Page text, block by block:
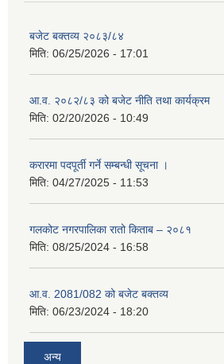
बजेट बक्तव्य २०८३/८४
मिति: 06/25/2026 - 17:01
आ.व. २०८२/८३ को बजेट नीति तथा कार्यक्रम
मिति: 02/20/2026 - 10:49
करारमा पदपूर्ती गर्ने सम्बन्धी सूचना ।
मिति: 04/27/2025 - 11:53
गलकोट नगरपालिका रातो किताब – २०८१
मिति: 08/25/2024 - 16:58
आ.व. 2081/082 को बजेट बक्तव्य
मिति: 06/23/2024 - 18:20
अन्य